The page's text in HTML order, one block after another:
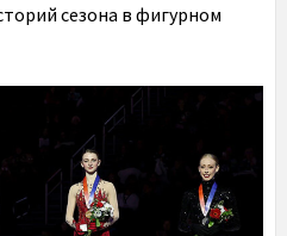
сезона в фигурном